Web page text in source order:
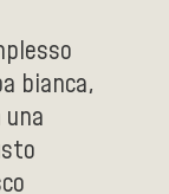
bianca,